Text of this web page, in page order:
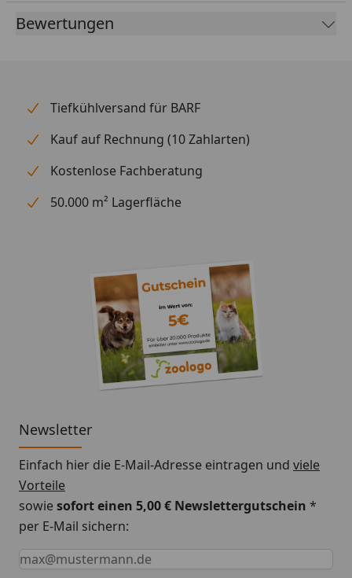
Bewertungen
Tiefkühlversand für BARF
Kauf auf Rechnung (10 Zahlarten)
Kostenlose Fachberatung
50.000 m² Lagerfläche
Newsletter
Einfach hier die E-Mail-Adresse eintragen und viele
Vorteile
sowiesofort einen 5,00 € Newslettergutschein *
per E-Mail sichern:
Keine Eingabe erforderlich
Eingabe erforderlich
E-Mail *